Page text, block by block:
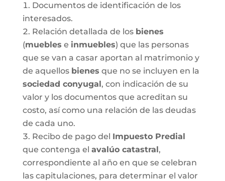
Documentos de identificación de los
interesados.
Relación detallada de los bienes
(muebles e inmuebles) que las personas
que se van a casar aportan al matrimonio y
de aquellos bienes que no se incluyen en la
sociedad conyugal, con indicación de su
valor y los documentos que acreditan su
costo, así como una relación de las deudas
de cada uno.
Recibo de pago del Impuesto Predial
que contenga el avalúo catastral,
correspondiente al año en que se celebran
las capitulaciones, para determinar el valor